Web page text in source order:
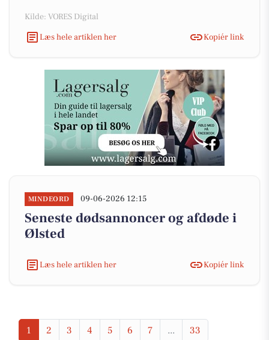
Kilde: VORES Digital
Læs hele artiklen her
Kopiér link
MINDEORD 09-06-2026 12:15
Seneste dødsannoncer og afdøde i
Ølsted
Læs hele artiklen her Kopiér link
1 2 3 4 5 6 7 ... 33